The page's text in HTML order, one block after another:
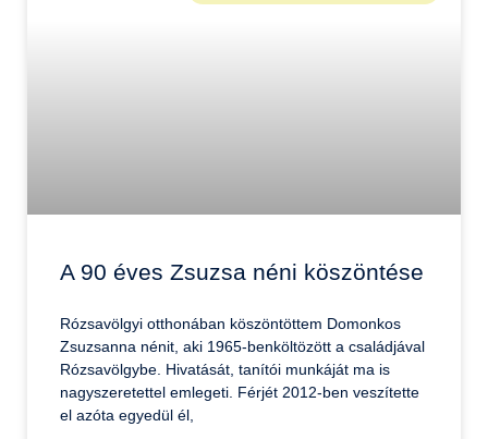
A 90 éves Zsuzsa néni köszöntése
Rózsavölgyi otthonában köszöntöttem Domonkos
Zsuzsanna nénit, aki 1965-benköltözött a családjával
Rózsavölgybe. Hivatását, tanítói munkáját ma is
nagyszeretettel emlegeti. Férjét 2012-ben veszítette
el azóta egyedül él,